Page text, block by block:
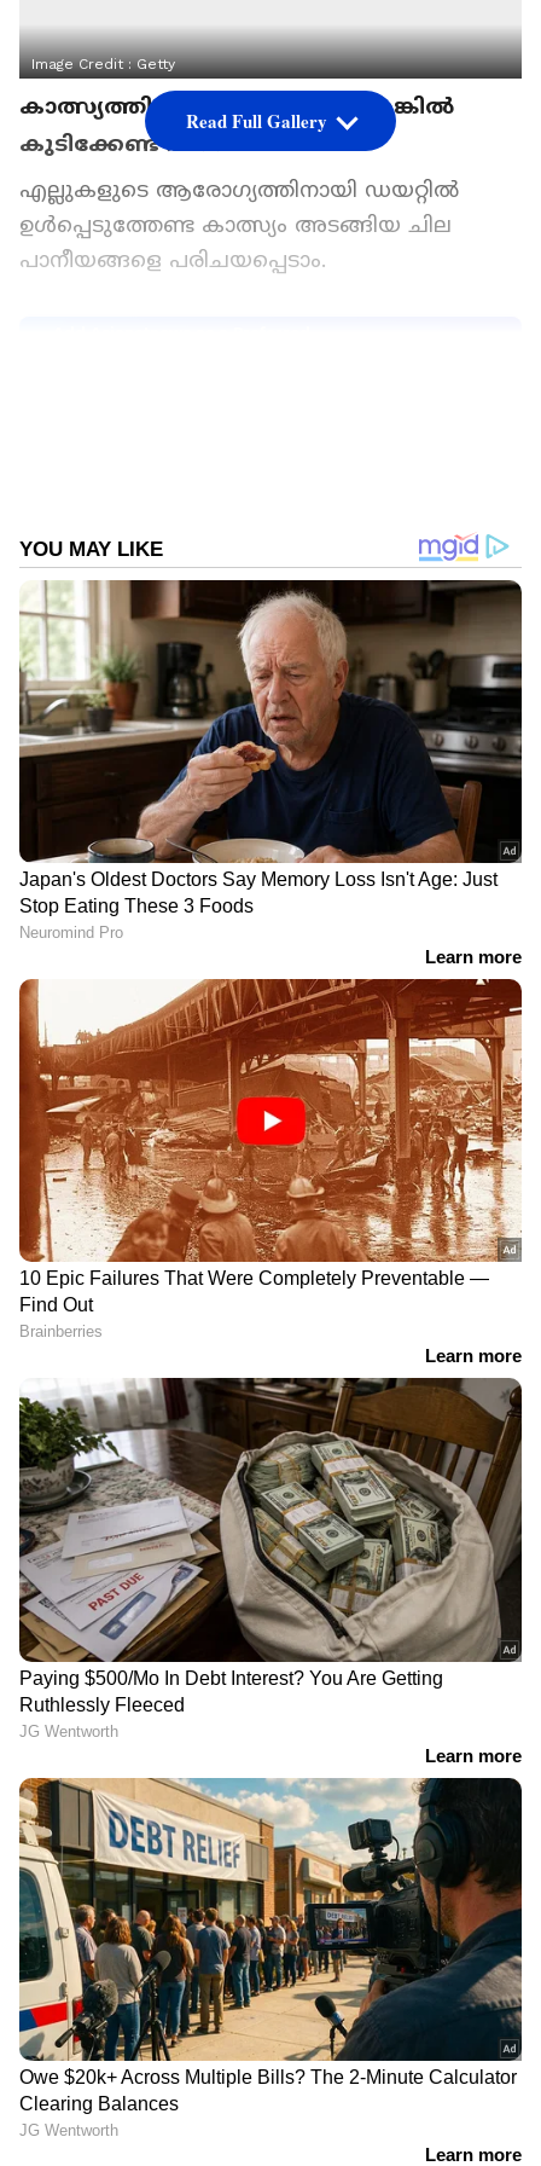
Image Credit :Getty
കാത്സ്യത്തിന്‍റെ കുറവുണ്ടോ? എങ്കില്‍
കുടിക്കേണ്ട പാനീയങ്ങള്‍
എല്ലുകളുടെ ആരോഗ്യത്തിനായി ഡയറ്റില്‍
ഉള്‍പ്പെടുത്തേണ്ട കാത്സ്യം അടങ്ങിയ ചില
പാനീയങ്ങളെ പരിചയപ്പെടാം.
Image Credit : Getty
പാല്‍
കാത്സ്യം ധാരാളം അടങ്ങിയ ഒരു പാനീയമാണ്
പാല്‍. കൂടാതെ ഇവയില്‍ വിറ്റാമിന്‍ ഡിയും
പ്രോട്ടീനും അടങ്ങിയിരിക്കുന്നു. അതിനാല്‍
കാത്സ്യം ലഭിക്കാനും എല്ലുകളുടെ
ആരോഗ്യത്തിനും പാല്‍ കുടിക്കുന്നത് നല്ലതാണ്.
Image Credit :Getty
ബദാം പാല്‍
ബദാമിലും കാത്സ്യം
അടങ്ങിയിരിക്കുന്നു. അതിനാല്‍ ബദാം പാല്‍
കുടിക്കുന്നത് കാത്സ്യത്തിന്‍റെ കുറവിനെ
Read Full Gallery